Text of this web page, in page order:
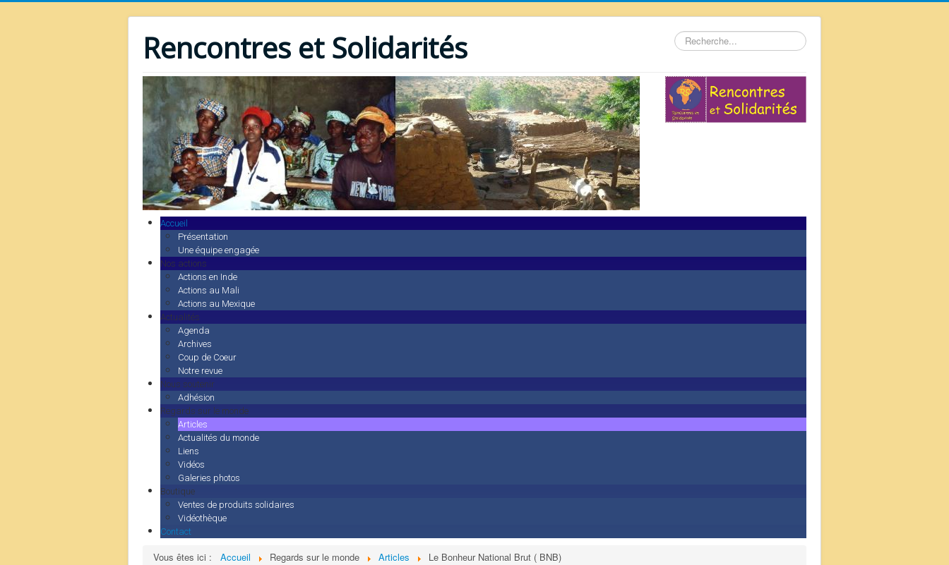
Rencontres et Solidarités Rechercher
Accueil
Présentation
Une équipe engagée
Nos actions
Actions en Inde
Actions au Mali
Actions au Mexique
Actualités
Agenda
Archives
Coup de Coeur
Notre revue
Nous soutenir
Adhésion
Regards sur le monde
Articles
Actualités du monde
Liens
Vidéos
Galeries photos
Boutique
Ventes de produits solidaires
Vidéothèque
Contact
Vous êtes ici : Accueil Regards sur le monde Articles Le Bonheur National Brut ( BNB)